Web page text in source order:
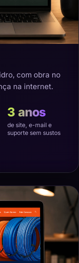
com obra no
na internet.
3 anos
de site, e-mail e
suporte sem sustos